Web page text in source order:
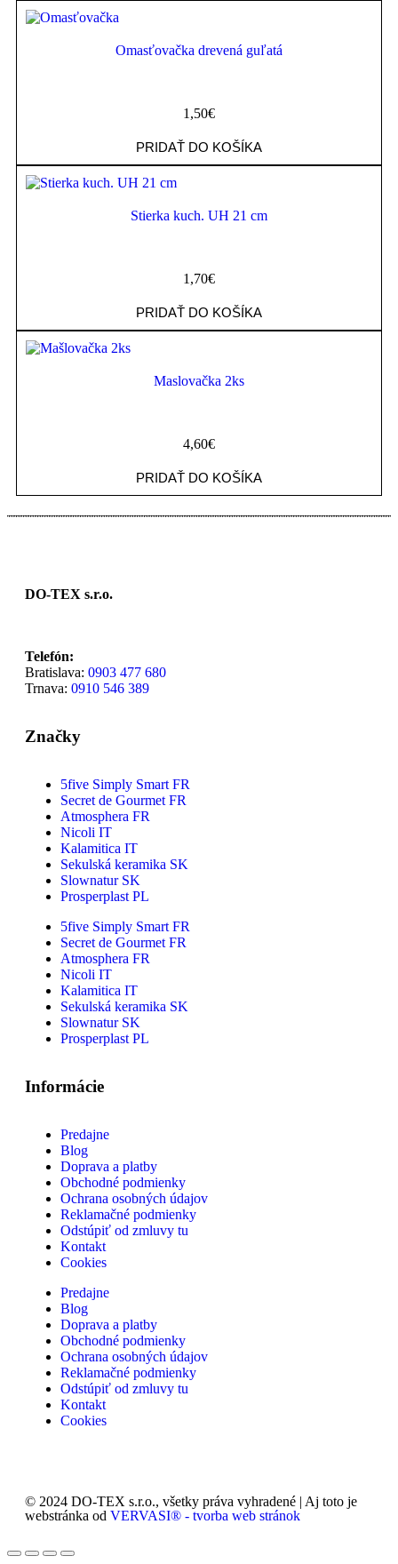
Omasťovačka drevená guľatá
1,50€
PRIDAŤ DO KOŠÍKA
Stierka kuch. UH 21 cm
1,70€
PRIDAŤ DO KOŠÍKA
Maslovačka 2ks
4,60€
PRIDAŤ DO KOŠÍKA
DO-TEX s.r.o.
Telefón:
Bratislava: 0903 477 680
Trnava: 0910 546 389
Značky
5five Simply Smart FR
Secret de Gourmet FR
Atmosphera FR
Nicoli IT
Kalamitica IT
Sekulská keramika SK
Slownatur SK
Prosperplast PL
5five Simply Smart FR
Secret de Gourmet FR
Atmosphera FR
Nicoli IT
Kalamitica IT
Sekulská keramika SK
Slownatur SK
Prosperplast PL
Informácie
Predajne
Blog
Doprava a platby
Obchodné podmienky
Ochrana osobných údajov
Reklamačné podmienky
Odstúpiť od zmluvy tu
Kontakt
Cookies
Predajne
Blog
Doprava a platby
Obchodné podmienky
Ochrana osobných údajov
Reklamačné podmienky
Odstúpiť od zmluvy tu
Kontakt
Cookies
© 2024 DO-TEX s.r.o., všetky práva vyhradené | Aj toto je
webstránka od VERVASI® - tvorba web stránok